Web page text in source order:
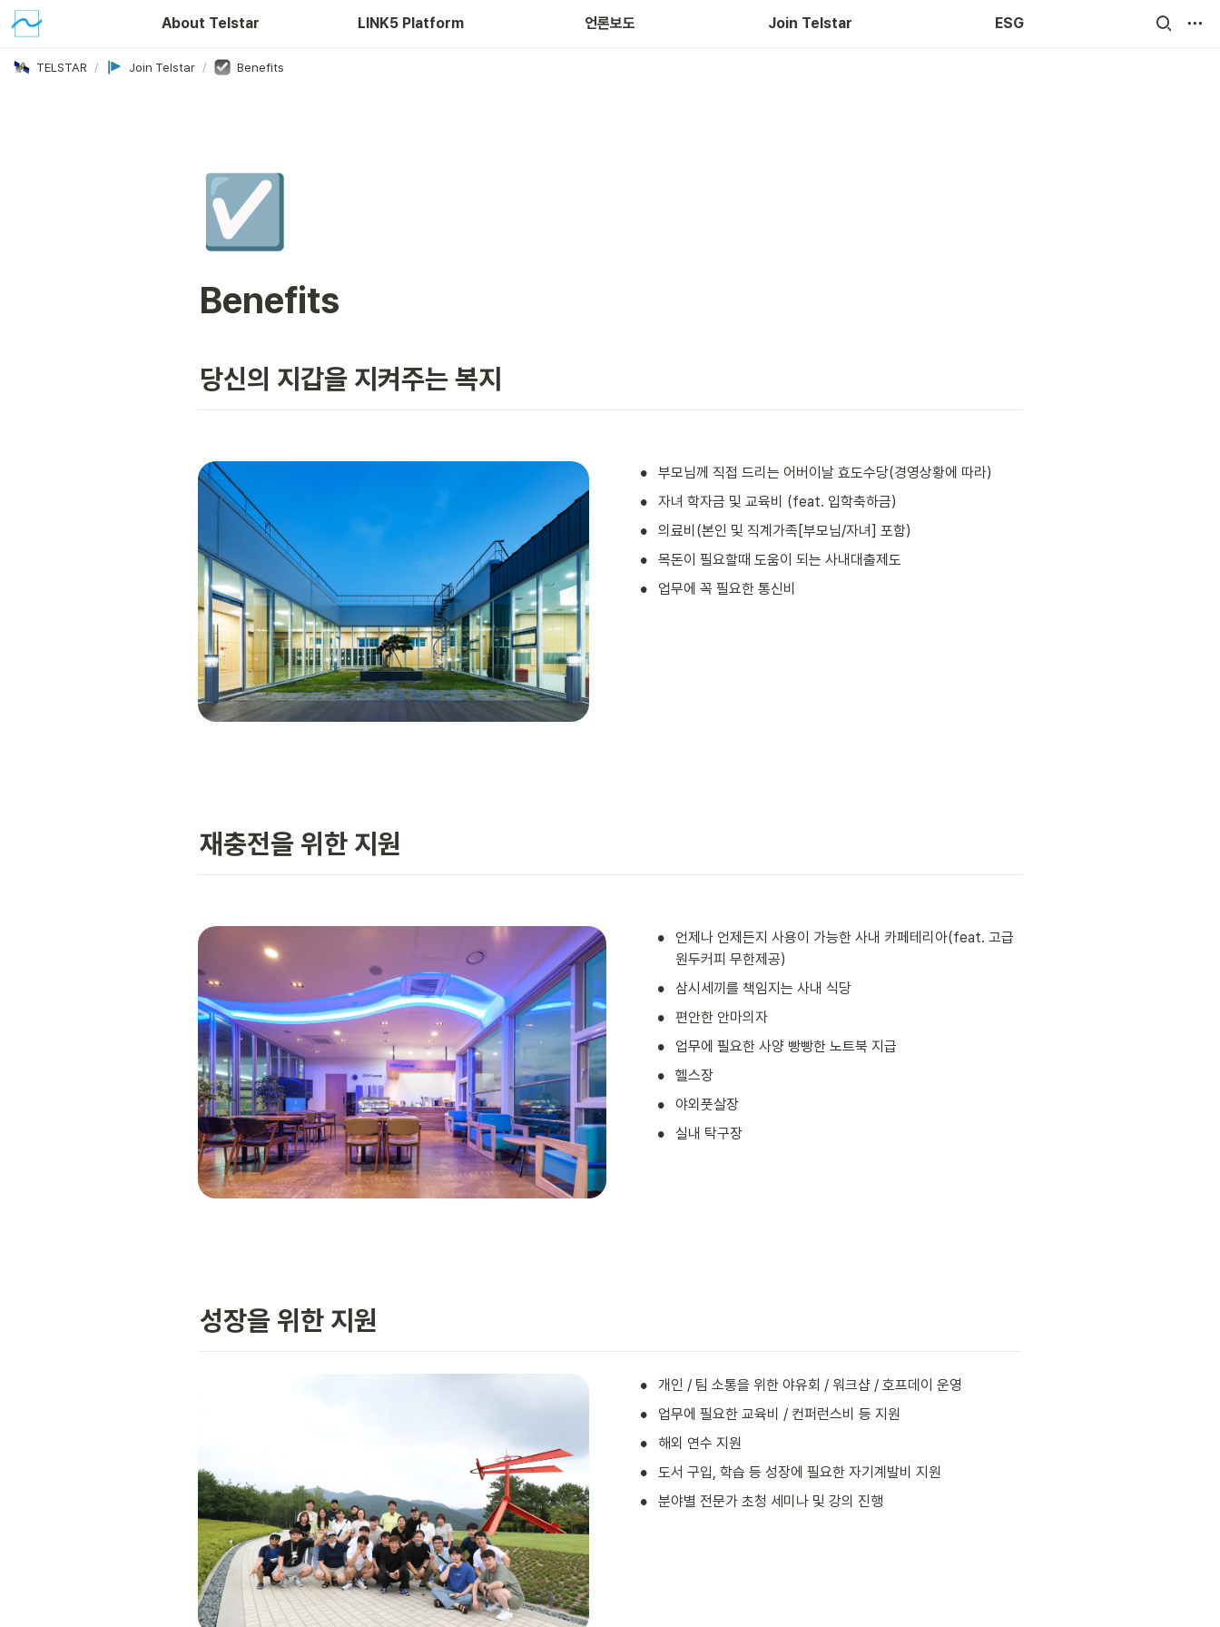
About Telstar LINK5 Platform 언론보도 Join Telstar ESG
TELSTAR / Join Telstar / Benefits
☑️
Benefits
당신의 지갑을 지켜주는 복지
• 부모님께 직접 드리는 어버이날 효도수당(경영상황에 따라)
• 자녀 학자금 및 교육비 (feat. 입학축하금)
• 의료비(본인 및 직계가족[부모님/자녀] 포함)
• 목돈이 필요할때 도움이 되는 사내대출제도
• 업무에 꼭 필요한 통신비
재충전을 위한 지원
•
언제나 언제든지 사용이 가능한 사내 카페테리아(feat. 고급
원두커피 무한제공)
• 삼시세끼를 책임지는 사내 식당
• 편안한 안마의자
• 업무에 필요한 사양 빵빵한 노트북 지급
• 헬스장
• 야외풋살장
• 실내 탁구장
성장을 위한 지원
• 개인 / 팀 소통을 위한 야유회 / 워크샵 / 호프데이 운영
• 업무에 필요한 교육비 / 컨퍼런스비 등 지원
• 해외 연수 지원
• 도서 구입, 학습 등 성장에 필요한 자기계발비 지원
• 분야별 전문가 초청 세미나 및 강의 진행